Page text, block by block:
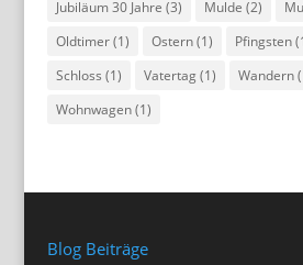
Jubiläum 30 Jahre (3) Mulde (2)
Oldtimer(1) Ostern(1) Pfingsten
Schloss (1) Vatertag(1) Wandern
Wohnwagen(1)
Blog Beiträge